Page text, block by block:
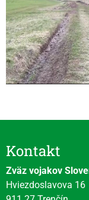
Kontakt
Zväz vojakov
Hviezdoslavova 16